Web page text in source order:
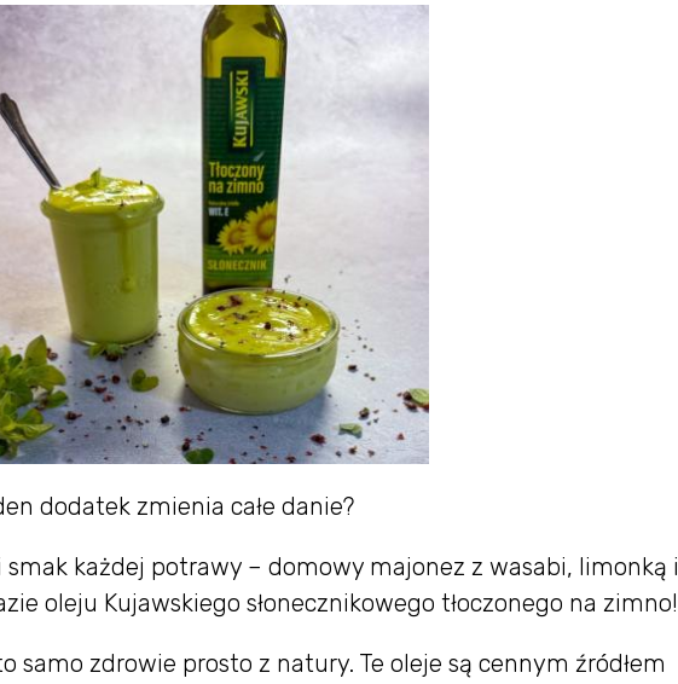
dodatek zmienia całe danie?
smak każdej potrawy – domowy majonez z wasabi, limonką i
oleju Kujawskiego słonecznikowego tłoczonego na zimno!
samo zdrowie prosto z natury. Te oleje są cennym źródłem